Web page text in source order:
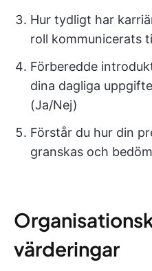
Hur tydligt har
roll kommunicerats
Förberedde
dina dagliga
(Ja/Nej)
Förstår du hur din
granskas och
värderingar